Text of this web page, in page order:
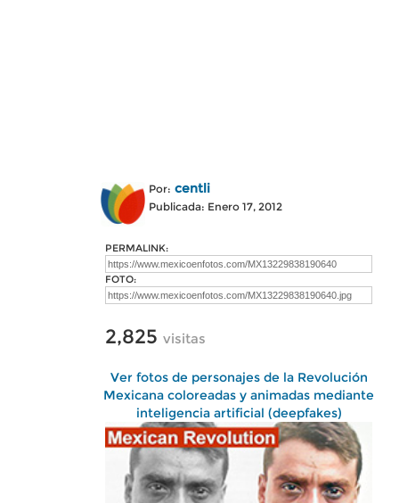
Por: centli
Publicada: Enero 17, 2012
PERMALINK:
FOTO:
2,825 visitas
Ver fotos de personajes de la Revolución
Mexicana coloreadas y animadas mediante
inteligencia artificial (deepfakes)